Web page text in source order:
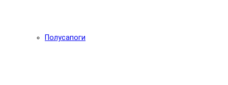
Полусапоги